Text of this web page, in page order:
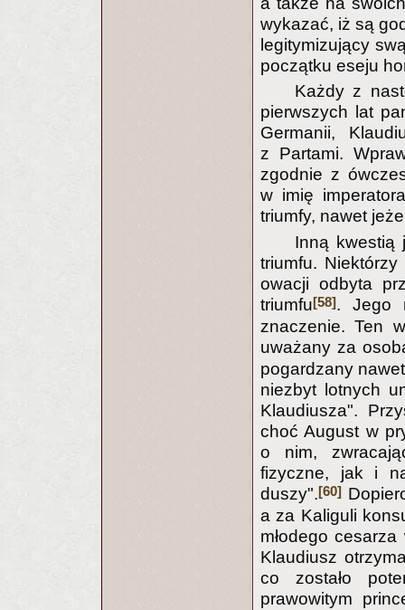
wykazać, iż są
legitymizujący
początku eseju
Każdy z
pierwszych lat
Germanii,
z Partami.
zgodnie z
w imię
triumfy, nawet
Inną kwestią
triumfu.
owacji odbyta
triumfu[58]. Jego
znaczenie. Ten
uważany za
pogardzany
niezbyt lotnych
Klaudiusza".
choć August w
o nim,
fizyczne, jak i
duszy".[60]
a za Kaliguli
młodego
Klaudiusz
co zostało
prawowitym